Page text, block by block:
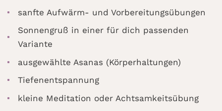
sanfte Aufwärm- und Vorbereitungsübungen
Sonnengruß in einer für dich passenden
Variante
ausgewählte Asanas (Körperhaltungen)
Tiefenentspannung
kleine Meditation oder Achtsamkeitsübung